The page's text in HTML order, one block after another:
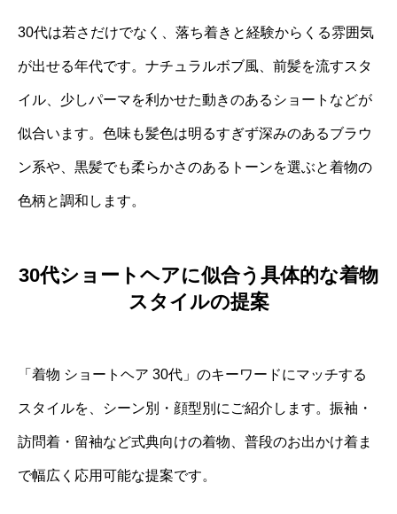
30代は若さだけでなく、落ち着きと経験からくる雰囲気
が出せる年代です。ナチュラルボブ風、前髪を流すスタ
イル、少しパーマを利かせた動きのあるショートなどが
似合います。色味も髪色は明るすぎず深みのあるブラウ
ン系や、黒髪でも柔らかさのあるトーンを選ぶと着物の
色柄と調和します。
30代ショートヘアに似合う具体的な着物
スタイルの提案
「着物 ショートヘア 30代」のキーワードにマッチする
スタイルを、シーン別・顔型別にご紹介します。振袖・
訪問着・留袖など式典向けの着物、普段のお出かけ着ま
で幅広く応用可能な提案です。